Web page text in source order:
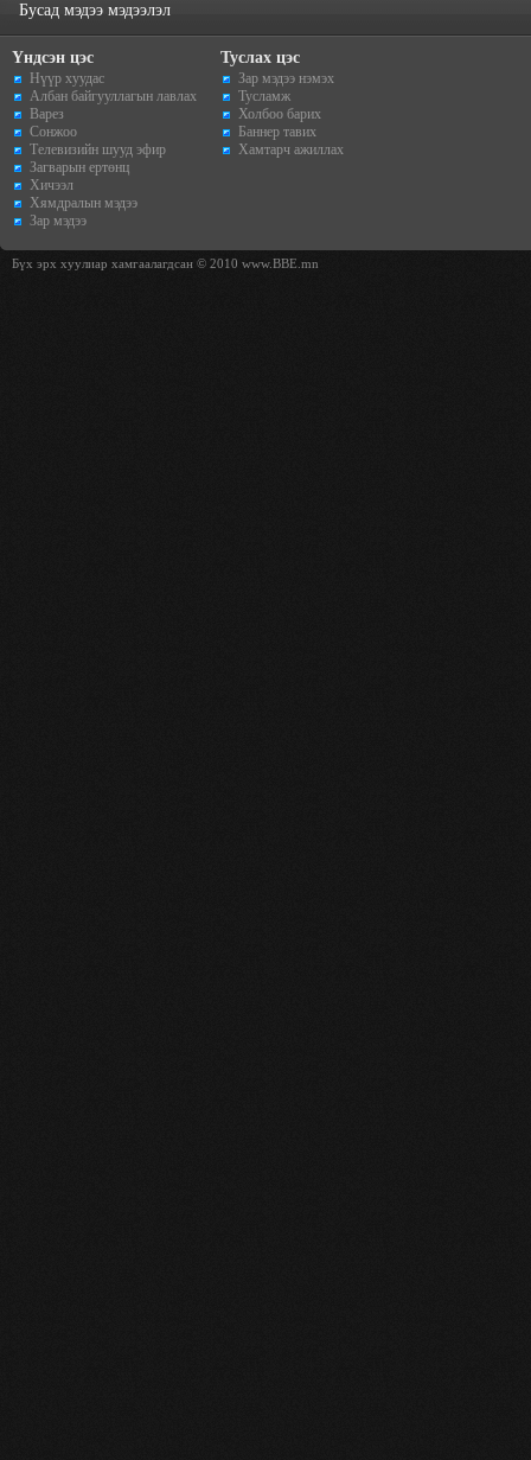
Бусад мэдээ мэдээлэл
Үндсэн цэс
Нүүр хуудас
Албан байгууллагын лавлах
Варез
Сонжоо
Телевизийн шууд эфир
Загварын ертөнц
Хичээл
Хямдралын мэдээ
Зар мэдээ
Туслах цэс
Зар мэдээ нэмэх
Тусламж
Холбоо барих
Баннер тавих
Хамтарч ажиллах
Бүх эрх хуулиар хамгаалагдсан © 2010 www.BBE.mn